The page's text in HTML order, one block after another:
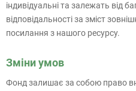
індивідуальні та залежать від
відповідальності за зміст
посилання з нашого ресурсу.
Зміни умов
Фонд залишає за собою право